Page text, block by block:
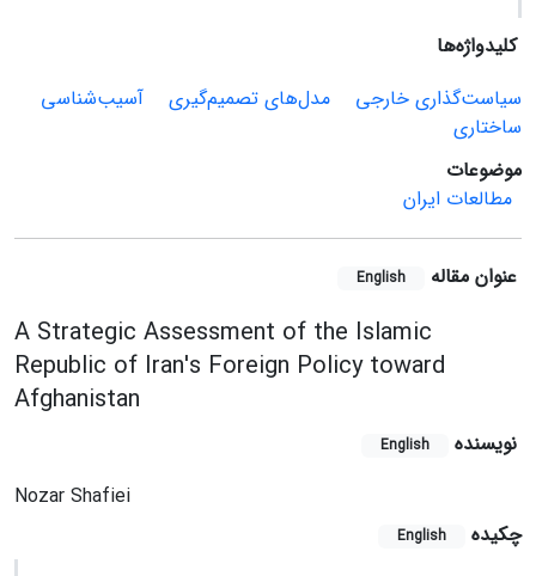
کلیدواژه‌ها
سیاست‌گذاری خارجی
مدل‌های تصمیم‌گیری
آسیب‌شناسی
ساختاری
موضوعات
مطالعات ایران
عنوان مقاله English
A Strategic Assessment of the Islamic
Republic of Iran's Foreign Policy toward
Afghanistan
نویسنده English
Nozar Shafiei
چکیده
English